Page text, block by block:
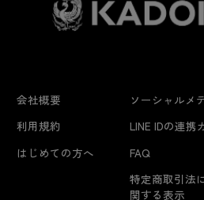
会社概要
利用規約
はじめての方へ
ソーシャルメ
LINE IDの連携
FAQ
特定商取引法
関する表示